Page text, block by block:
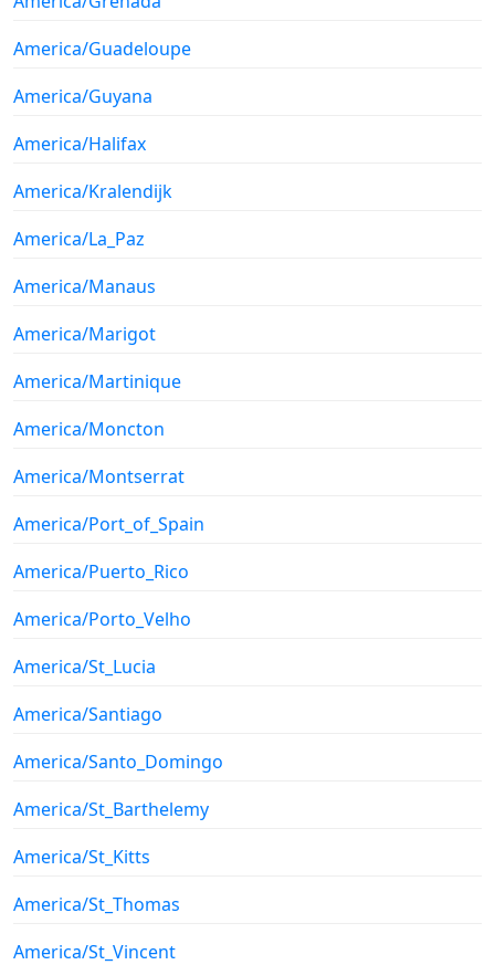
America/Guadeloupe
America/Guyana
America/Halifax
America/Kralendijk
America/La_Paz
America/Manaus
America/Marigot
America/Martinique
America/Moncton
America/Montserrat
America/Port_of_Spain
America/Puerto_Rico
America/Porto_Velho
America/St_Lucia
America/Santiago
America/Santo_Domingo
America/St_Barthelemy
America/St_Kitts
America/St_Thomas
America/St_Vincent